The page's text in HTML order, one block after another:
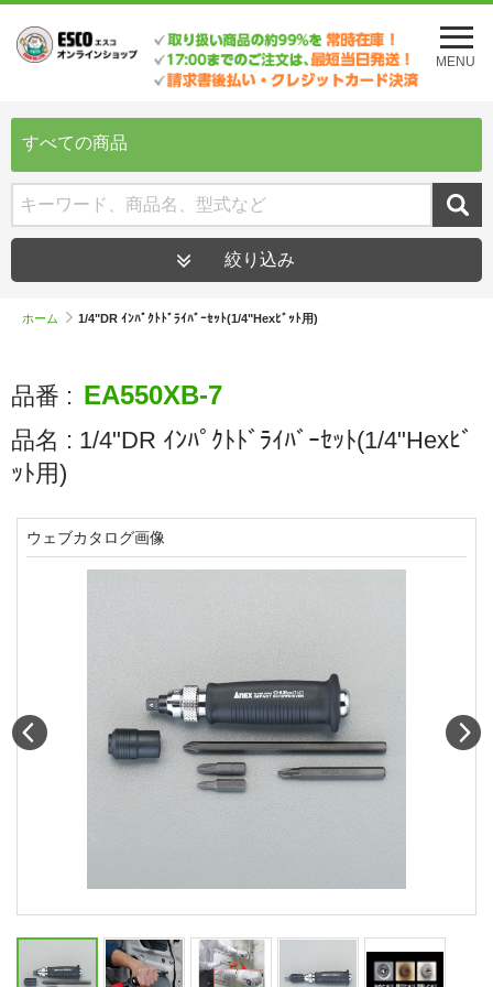
メ
ニ
ュ
を
MENU
すべての商品
絞り込み
ホーム 1/4"DR ｲﾝﾊﾟｸﾄﾄﾞﾗｲﾊﾞｰｾｯﾄ(1/4"Hexﾋﾞｯﾄ用)
品番 : EA550XB-7
品名 : 1/4"DR ｲﾝﾊﾟｸﾄﾄﾞﾗｲﾊﾞｰｾｯﾄ(1/4"Hexﾋﾞ
ｯﾄ用)
ウェブカタログ画像